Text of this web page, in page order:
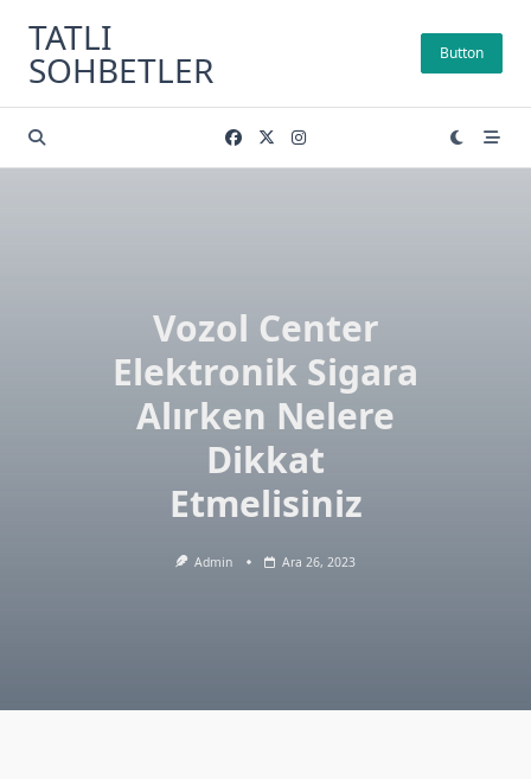
content
TATLI
SOHBETLER Button
Vozol Center
Elektronik Sigara
Alırken Nelere
Dikkat
Etmelisiniz
Admin Ara 26, 2023